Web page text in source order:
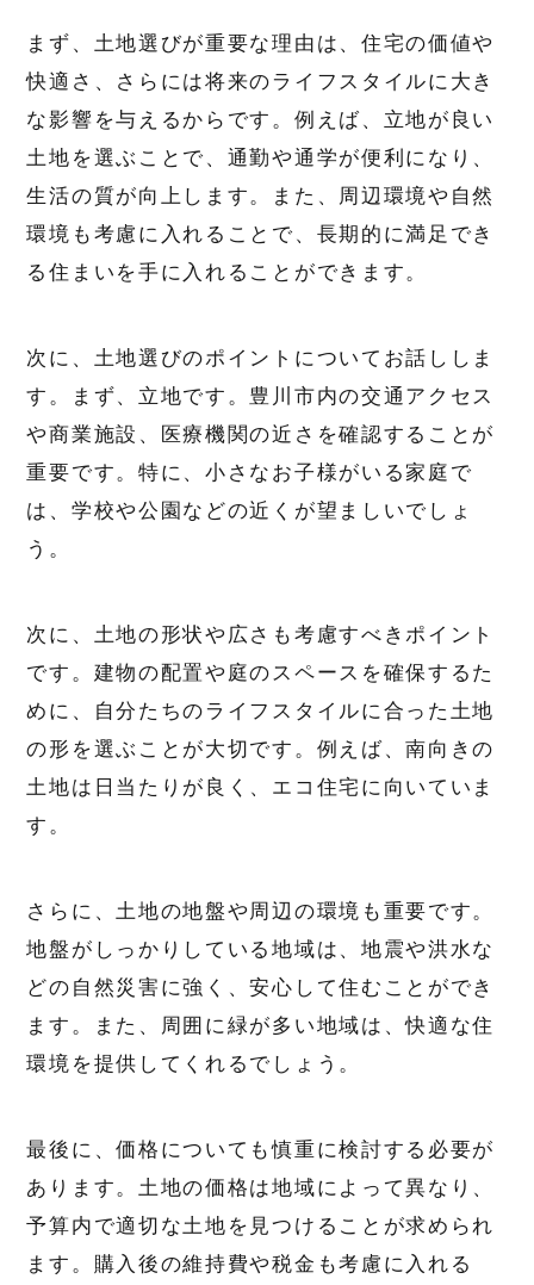
まず、土地選びが重要な理由は、住宅の価値や
快適さ、さらには将来のライフスタイルに大き
な影響を与えるからです。例えば、立地が良い
土地を選ぶことで、通勤や通学が便利になり、
生活の質が向上します。また、周辺環境や自然
環境も考慮に入れることで、長期的に満足でき
る住まいを手に入れることができます。
次に、土地選びのポイントについてお話ししま
す。まず、立地です。豊川市内の交通アクセス
や商業施設、医療機関の近さを確認することが
重要です。特に、小さなお子様がいる家庭で
は、学校や公園などの近くが望ましいでしょ
う。
次に、土地の形状や広さも考慮すべきポイント
です。建物の配置や庭のスペースを確保するた
めに、自分たちのライフスタイルに合った土地
の形を選ぶことが大切です。例えば、南向きの
土地は日当たりが良く、エコ住宅に向いていま
す。
さらに、土地の地盤や周辺の環境も重要です。
地盤がしっかりしている地域は、地震や洪水な
どの自然災害に強く、安心して住むことができ
ます。また、周囲に緑が多い地域は、快適な住
環境を提供してくれるでしょう。
最後に、価格についても慎重に検討する必要が
あります。土地の価格は地域によって異なり、
予算内で適切な土地を見つけることが求められ
ます。購入後の維持費や税金も考慮に入れる